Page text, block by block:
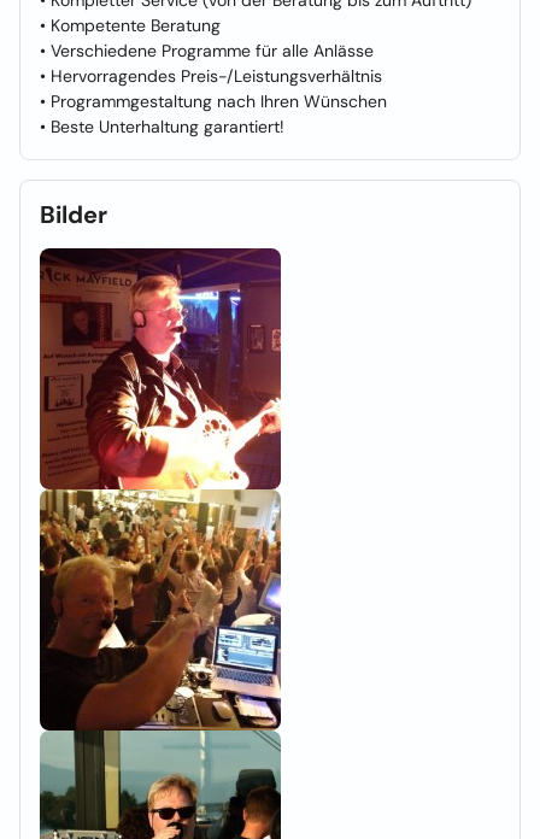
• Kompetente Beratung
• Verschiedene Programme für alle Anlässe
• Hervorragendes Preis-/Leistungsverhältnis
• Programmgestaltung nach Ihren Wünschen
• Beste Unterhaltung garantiert!
Bilder